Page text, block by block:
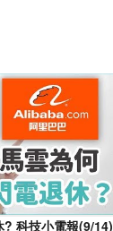
? 科技小電報(9/14)